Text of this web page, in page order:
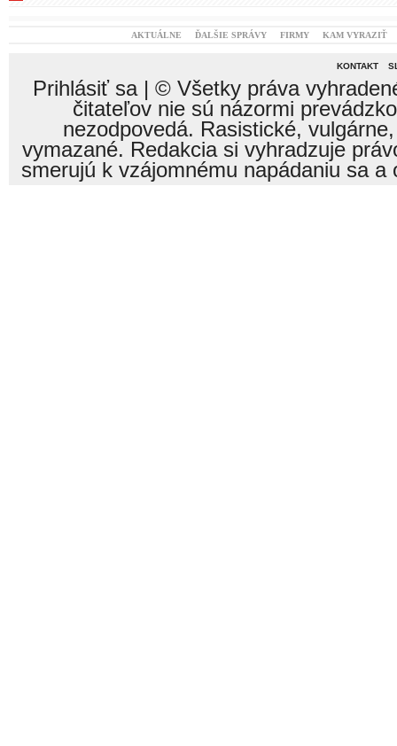
AKTUÁLNE ĎALŠIE SPRÁVY FIRMY KAM VYRAZIŤ
KONTAKT
Prihlásiť sa| © Všetky práva
čitateľov nie sú názormi
nezodpovedá. Rasistické,
vymazané. Redakcia si vyhradzuje
smerujú k vzájomnému napádaniu sa